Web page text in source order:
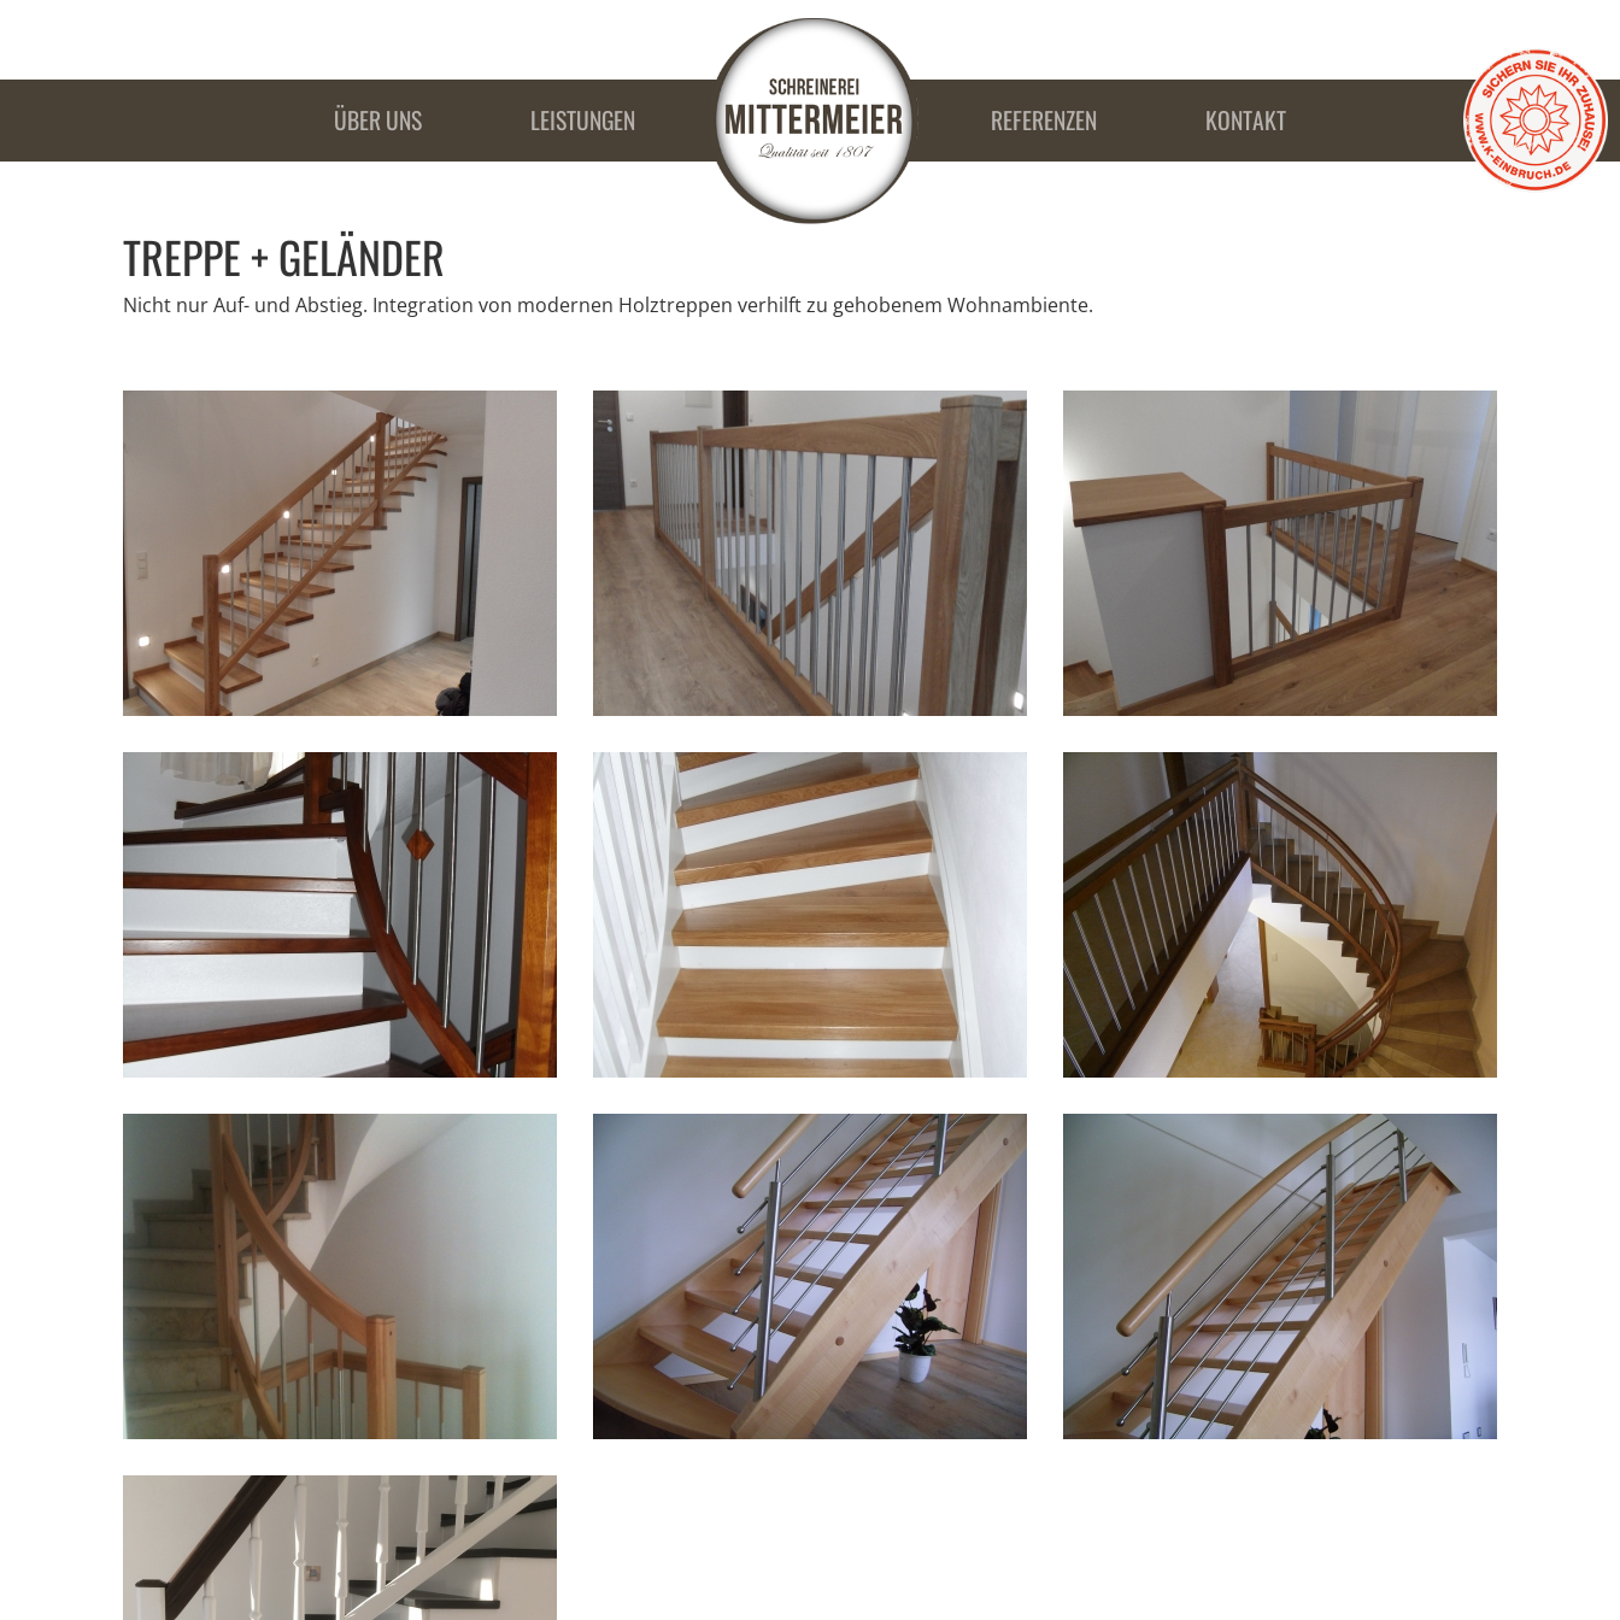
ÜBER UNS LEISTUNGEN REFERENZEN KONTAKT
TREPPE + GELÄNDER
Nicht nur Auf- und Abstieg. Integration von modernen Holztreppen verhilft zu gehobenem Wohnambiente.